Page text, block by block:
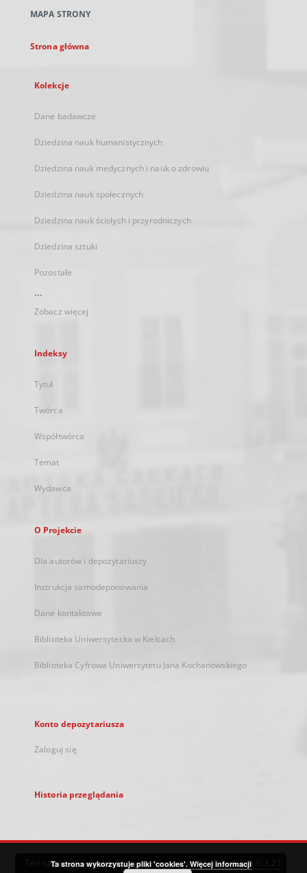
karcie
MAPA STRONY
Strona główna
Kolekcje
Dane badawcze
Dziedzina nauk humanistycznych
Dziedzina nauk medycznych i nauk o zdrowiu
Dziedzina nauk społecznych
Dziedzina nauk ścisłych i przyrodniczych
Dziedzina sztuki
Pozostałe
...
Zobacz więcej
Indeksy
Tytuł
Twórca
Współtwórca
Temat
Wydawca
O Projekcie
Dla autorów i depozytariuszy
Instrukcja samodeponowania
Dane kontaktowe
Biblioteka Uniwersytecka w Kielcach
Biblioteka Cyfrowa Uniwersytetu Jana Kochanowskiego
Konto depozytariusza
Zaloguj się
Historia przeglądania
Ten serwis działa dzięki oprogramowaniuDInGO dLibra 6.3.21
Ta strona wykorzystuje pliki 'cookies'. Więcej informacji